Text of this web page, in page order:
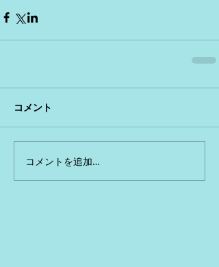
コメント
コメントを追加…